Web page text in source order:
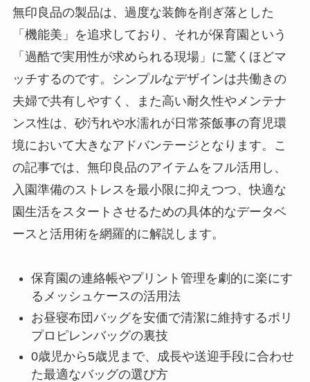
無印良品の製品は、過度な装飾を削ぎ落とした
「機能美」を追求しており、それが保育園という
「過酷で実用性が求められる現場」に驚くほどマ
ッチするのです。シンプルなデザインは共働きの
夫婦で共有しやすく、また高い耐久性やメンテナ
ンス性は、砂汚れや水濡れが日常茶飯事の育児環
境において大きなアドバンテージとなります。こ
の記事では、無印良品のアイテムをフル活用し、
入園準備のストレスを最小限に抑えつつ、快適な
園生活をスタートさせるための具体的なデータベ
ースと活用術を網羅的に解説します。
保育園の連絡帳やプリント管理を劇的に楽にす
るメッシュケースの活用法
お昼寝布団バッグを安価で清潔に維持するポリ
プロピレンバッグの裏技
0歳児から5歳児まで、成長や送迎手段に合わせ
た最適なバッグの選び方